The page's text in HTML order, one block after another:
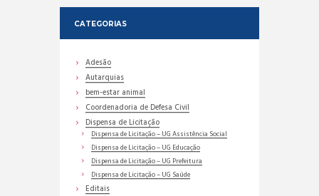
CATEGORIAS
Adesão
Autarquias
bem-estar animal
Coordenadoria de Defesa Civil
Dispensa de Licitação
Dispensa de Licitação – UG Assistência Social
Dispensa de Licitação – UG Educação
Dispensa de Licitação – UG Prefeitura
Dispensa de Licitação – UG Saúde
Editais